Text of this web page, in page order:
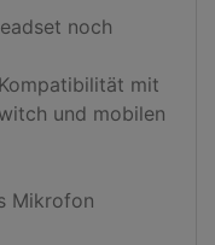
noch
mit
und mobilen
Mikrofon